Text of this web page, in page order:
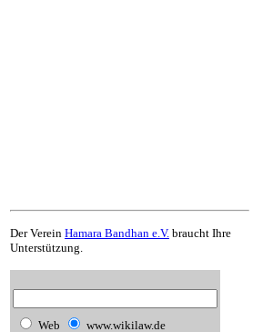
Der Verein Hamara Bandhan e.V. braucht Ihre
Unterstützung.
Web www.wikilaw.de